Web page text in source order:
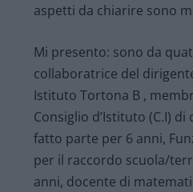
aspetti da chiarire sono
Mi presento: sono da
collaboratrice del
Istituto Tortona B ,
Consiglio d’Istituto (C.I)
fatto parte per 6 anni,
per il raccordo scuola/
anni, docente di